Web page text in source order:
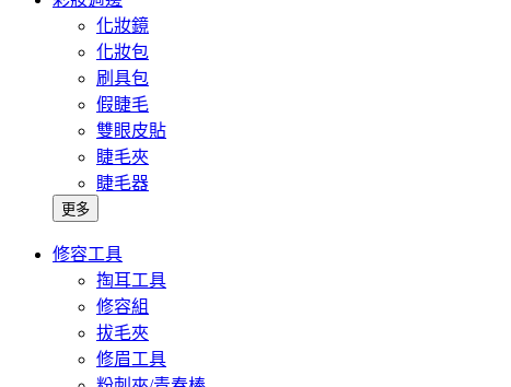
化妝鏡
化妝包
刷具包
假睫毛
雙眼皮貼
睫毛夾
睫毛器
更多
修容工具
掏耳工具
修容組
拔毛夾
修眉工具